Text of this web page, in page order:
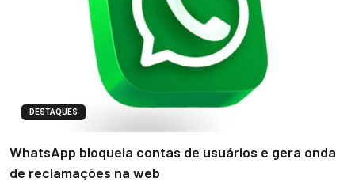
DESTAQUES
WhatsApp bloqueia contas de usuários e gera onda
de reclamações na web